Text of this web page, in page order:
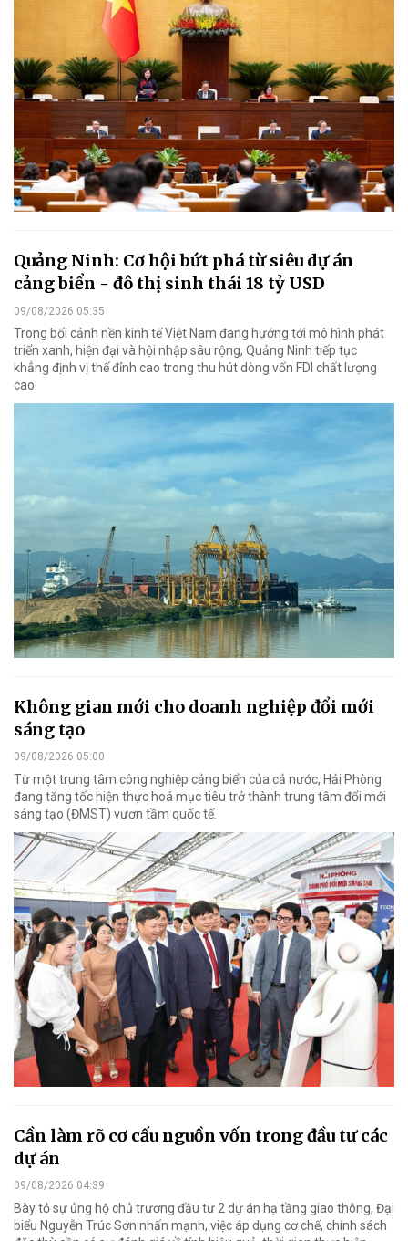
Quảng Ninh: Cơ hội bứt phá từ siêu dự án
cảng biển - đô thị sinh thái 18 tỷ USD
09/08/2026 05:35
Trong bối cảnh nền kinh tế Việt Nam đang hướng tới mô hình phát
triển xanh, hiện đại và hội nhập sâu rộng, Quảng Ninh tiếp tục
khẳng định vị thế đỉnh cao trong thu hút dòng vốn FDI chất lượng
cao.
Không gian mới cho doanh nghiệp đổi mới
sáng tạo
09/08/2026 05:00
Từ một trung tâm công nghiệp cảng biển của cả nước, Hải Phòng
đang tăng tốc hiện thực hoá mục tiêu trở thành trung tâm đổi mới
sáng tạo (ĐMST) vươn tầm quốc tế.
Cần làm rõ cơ cấu nguồn vốn trong đầu tư các
dự án
09/08/2026 04:39
Bày tỏ sự ủng hộ chủ trương đầu tư 2 dự án hạ tầng giao thông, Đại
biểu Nguyễn Trúc Sơn nhấn mạnh, việc áp dụng cơ chế, chính sách